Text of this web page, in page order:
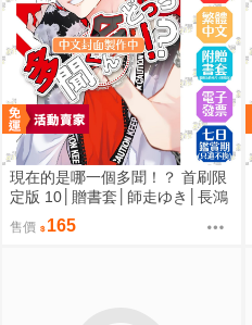
現在的是哪一個多聞！？ 首刷限
定版 10│贈書套│師走ゆき│長鴻
漫畫│BJ4動漫
售價 165